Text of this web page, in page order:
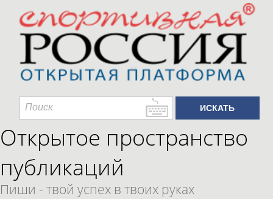
Открытое пространство
публикаций
Пиши - твой успех в твоих руках